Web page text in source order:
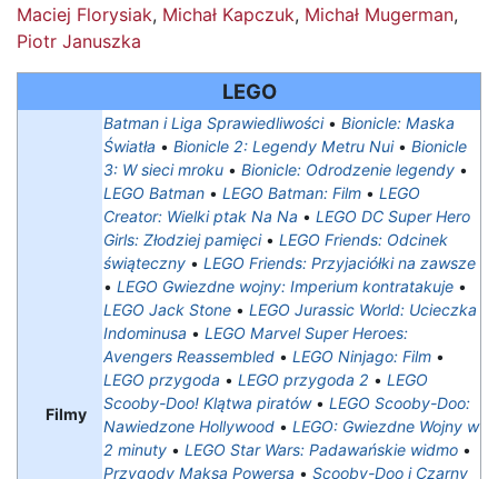
Maciej Florysiak, Michał Kapczuk, Michał Mugerman,
Piotr Januszka
LEGO
Filmy
Batman i Liga Sprawiedliwości• Bionicle: Maska
Światła • Bionicle 2: Legendy Metru Nui• Bionicle
3: W sieci mroku • Bionicle: Odrodzenie legendy •
LEGO Batman • LEGO Batman: Film • LEGO
Creator: Wielki ptak Na Na • LEGO DC Super Hero
Girls: Złodziej pamięci• LEGO Friends: Odcinek
świąteczny • LEGO Friends: Przyjaciółki na zawsze
• LEGO Gwiezdne wojny: Imperium kontratakuje •
LEGO Jack Stone • LEGO Jurassic World: Ucieczka
Indominusa • LEGO Marvel Super Heroes:
Avengers Reassembled • LEGO Ninjago: Film •
LEGO przygoda • LEGO przygoda 2 • LEGO
Scooby-Doo! Klątwa piratów• LEGO Scooby-Doo:
Nawiedzone Hollywood • LEGO: Gwiezdne Wojny w
2 minuty • LEGO Star Wars: Padawańskie widmo •
Przygody Maksa Powersa • Scooby-Doo i Czarny